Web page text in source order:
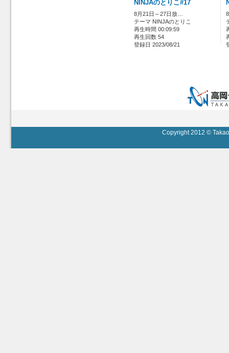
NINJAのとりこ#17
8月21日～27日放…
テーマ NINJAのとりこ
再生時間 00:09:59
再生回数 54
登録日 2023/08/21
Copyright 2012 ©